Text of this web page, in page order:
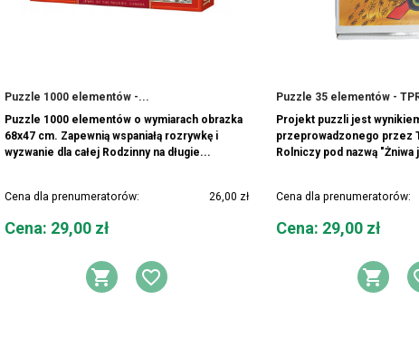
ŻYCZEŃ
Puzzle 1000 elementów -...
Puzzle 1000 elementów o wymiarach obrazka
68x47 cm. Zapewnią wspaniałą rozrywkę i
wyzwanie dla całej Rodzinny na długie...
Cena dla prenumeratorów: 26,00 zł
Cena
Cena: 29,00 zł
DODAJ DO KOSZYKA
DODAJ DO LISTY
Puzzle 35 elementów -
Projekt puzzli jest
przeprowadzonego przez
Rolniczy pod nazwą
Cena dla prenumeratorów:
Cena
Cena: 29,00 zł